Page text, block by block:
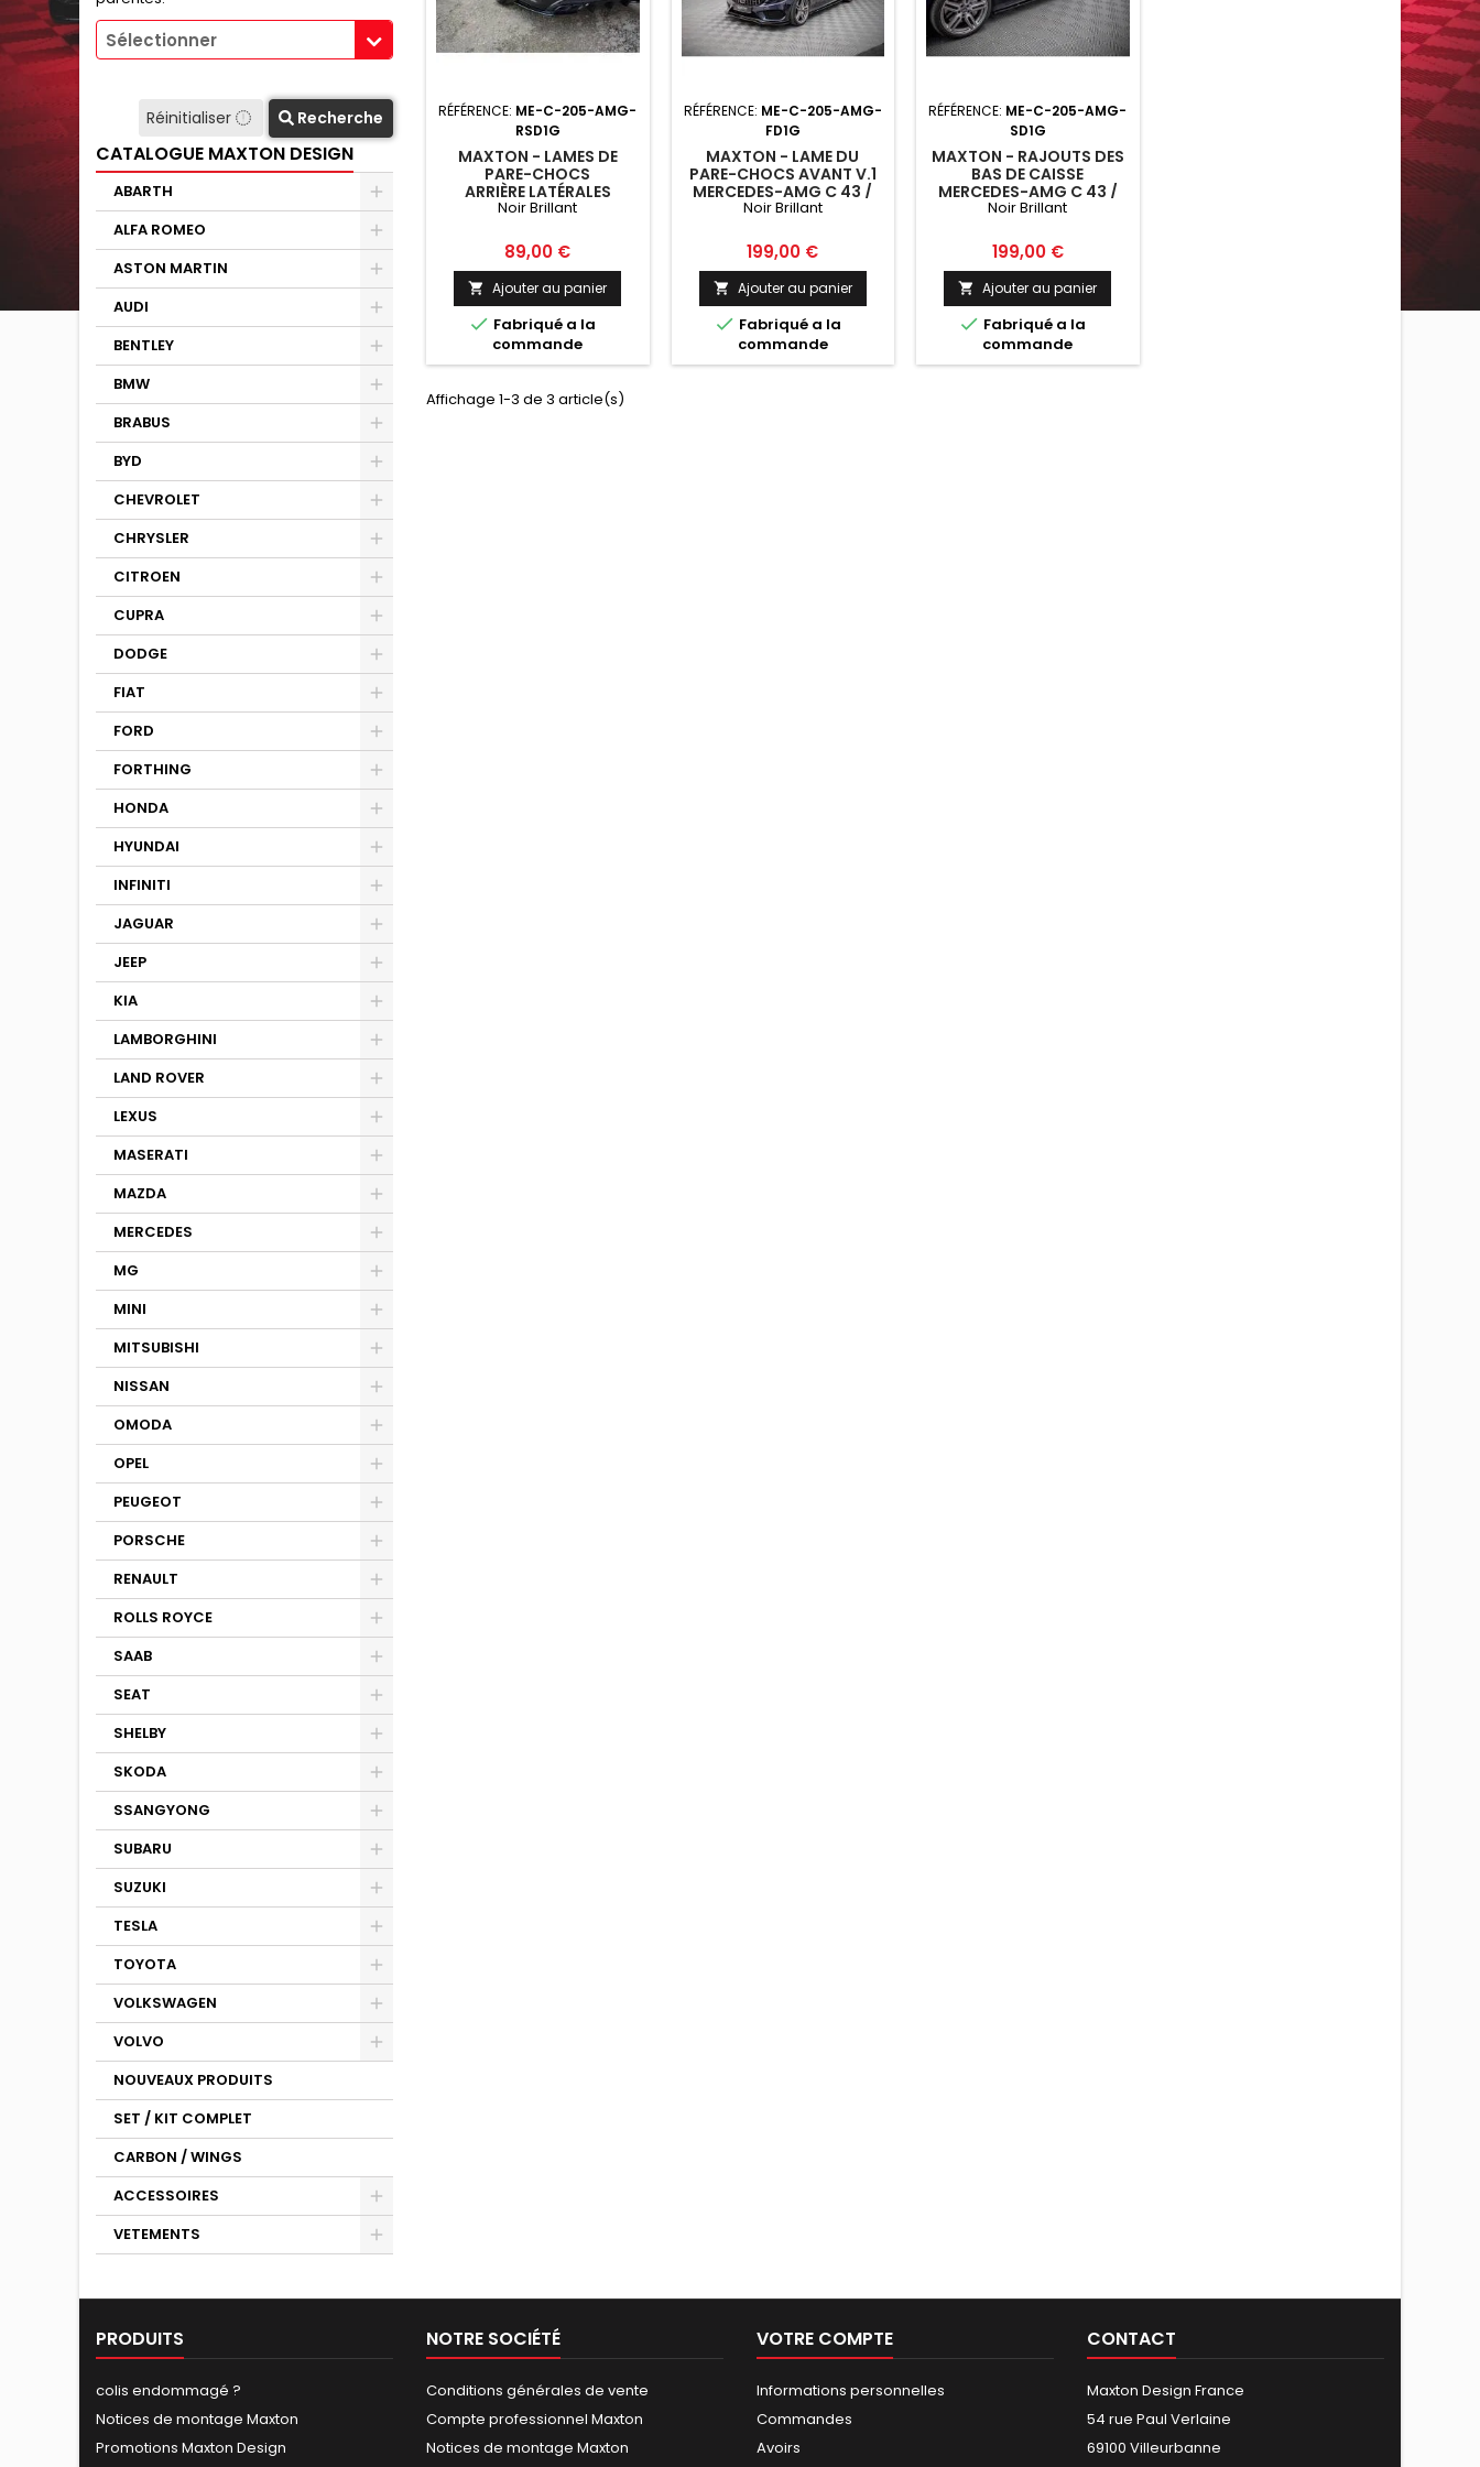
Sélectionner
Réinitialiser Recherche
CATALOGUE MAXTON DESIGN
ABARTH
ALFA ROMEO
ASTON MARTIN
AUDI
BENTLEY
BMW
BRABUS
BYD
CHEVROLET
CHRYSLER
CITROEN
CUPRA
DODGE
FIAT
FORD
FORTHING
HONDA
HYUNDAI
INFINITI
JAGUAR
JEEP
KIA
LAMBORGHINI
LAND ROVER
LEXUS
MASERATI
MAZDA
MERCEDES
MG
MINI
MITSUBISHI
NISSAN
OMODA
OPEL
PEUGEOT
PORSCHE
RENAULT
ROLLS ROYCE
SAAB
SEAT
SHELBY
SKODA
SSANGYONG
SUBARU
SUZUKI
TESLA
TOYOTA
VOLKSWAGEN
VOLVO
NOUVEAUX PRODUITS
SET / KIT COMPLET
CARBON / WINGS
ACCESSOIRES
VETEMENTS
RÉFÉRENCE: ME-C-205-AMG-
RSD1G
MAXTON - LAMES DE
PARE-CHOCS
ARRIÈRE LATÉRALES
MERCEDES-AMG C 43
Noir Brillant
Prix
89,00 €
 Ajouter au panier
 Fabriqué a la
commande
RÉFÉRENCE: ME-C-205-AMG-
FD1G
MAXTON - LAME DU
PARE-CHOCS AVANT V.1
MERCEDES-AMG C 43 /
AMG-LINE W205 NOIR
Noir Brillant
Prix
199,00 €
 Ajouter au panier
 Fabriqué a la
commande
RÉFÉRENCE: ME-C-205-AMG-
SD1G
MAXTON - RAJOUTS DES
BAS DE CAISSE
MERCEDES-AMG C 43 /
AMG-LINE W205 NOIR
Noir Brillant
Prix
199,00 €
 Ajouter au panier
 Fabriqué a la
commande
Affichage 1-3 de 3 article(s)
PRODUITS
colis endommagé ?
Notices de montage Maxton
Promotions Maxton Design
NOTRE SOCIÉTÉ
Conditions générales de vente
Compte professionnel Maxton
Notices de montage Maxton
VOTRE COMPTE
Informations personnelles
Commandes
Avoirs
CONTACT
Maxton Design France
54 rue Paul Verlaine
69100 Villeurbanne